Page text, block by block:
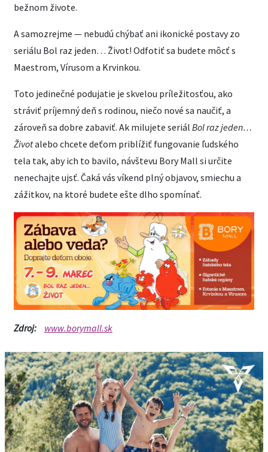
bežnom živote.
A samozrejme — nebudú chýbať ani ikonické postavy zo
seriálu Bol raz jeden… Život! Odfotiť sa budete môcť s
Maestrom, Vírusom a Krvinkou.
Toto jedinečné podujatie je skvelou príležitosťou, ako
stráviť príjemný deň s rodinou, niečo nové sa naučiť, a
zároveň sa dobre zabaviť. Ak milujete seriál Bol raz jeden…
Životalebo chcete deťom priblížiť fungovanie ľudského
tela tak, aby ich to bavilo, návštevu Bory Mall si určite
nenechajte ujsť. Čaká vás víkend plný objavov, smiechu a
zážitkov, na ktoré budete ešte dlho spomínať.
Zdroj: www.borymall.sk